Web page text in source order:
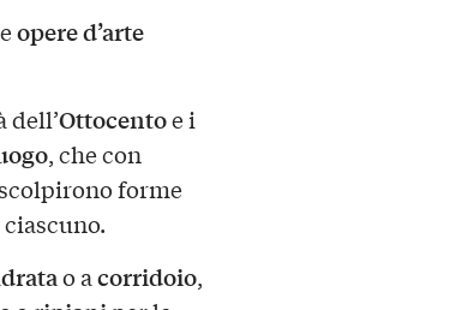
opere d’arte
dell’Ottocentoe i
, che con
forme
o acorridoio,